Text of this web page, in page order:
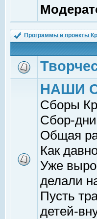
Программы и проекты
НАШИ
Сборы
Сбор-
Общая
Как
Уже
делали
Пусть
детей-